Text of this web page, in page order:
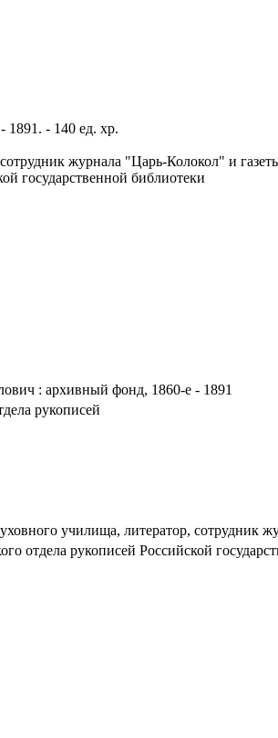
- 140 ед. хр.
журнала "Царь-Колокол" и
государственной библиотеки
: архивный фонд, 1860-е - 1891
рукописей
училища, литератор, сотрудник
отдела рукописей Российской